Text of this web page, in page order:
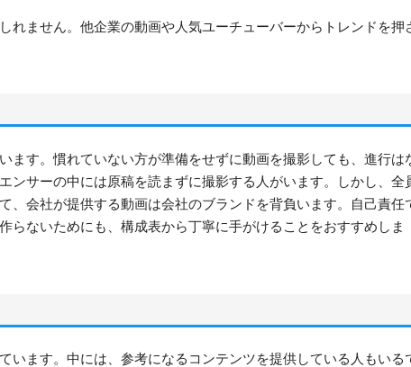
れません。他企業の動画や人気ユーチューバーからトレンドを押
ます。慣れていない方が準備をせずに動画を撮影しても、進行は
ンサーの中には原稿を読まずに撮影する人がいます。しかし、全
、会社が提供する動画は会社のブランドを背負います。自己責任
らないためにも、構成表から丁寧に手がけることをおすすめしま
います。中には、参考になるコンテンツを提供している人もいる